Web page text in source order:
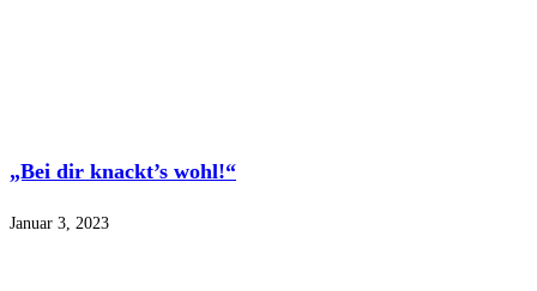
„Bei dir knackt’s wohl!“
Januar 3, 2023